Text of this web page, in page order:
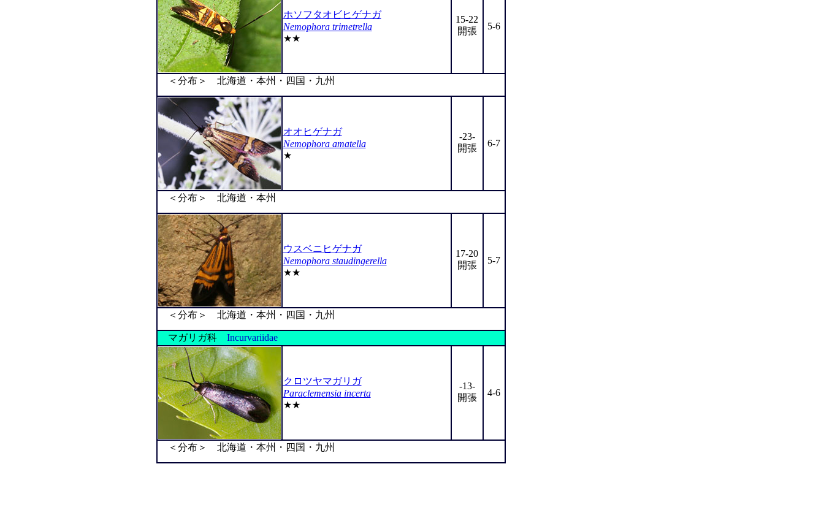
ホソフタオビヒゲナガ
Nemophora trimetrella
★★
15-22
開張
5-6
＜分布＞ 北海道・本州・四国・九州
オオヒゲナガ
Nemophora amatella
★
-23-
開張
6-7
＜分布＞ 北海道・本州
ウスベニヒゲナガ
Nemophora staudingerella
★★
17-20
開張
5-7
＜分布＞ 北海道・本州・四国・九州
マガリガ科 Incurvariidae
クロツヤマガリガ
Paraclemensia incerta
★★
-13-
開張
4-6
＜分布＞ 北海道・本州・四国・九州